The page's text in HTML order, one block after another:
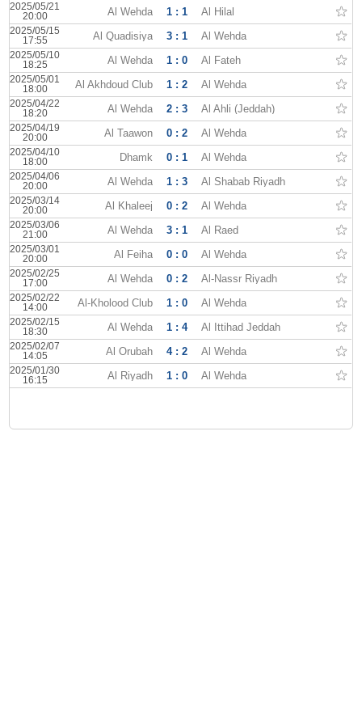
2025/05/21
20:00
Al Wehda 1 : 1 Al Hilal
2025/05/15
17:55
Al Quadisiya 3 : 1 Al Wehda
2025/05/10
18:25
Al Wehda 1 : 0 Al Fateh
2025/05/01
18:00
Al Akhdoud Club 1 : 2 Al Wehda
2025/04/22
18:20
Al Wehda 2 : 3 Al Ahli (Jeddah)
2025/04/19
20:00
Al Taawon 0 : 2 Al Wehda
2025/04/10
18:00
Dhamk 0 : 1 Al Wehda
2025/04/06
20:00
Al Wehda 1 : 3 Al Shabab Riyadh
2025/03/14
20:00
Al Khaleej 0 : 2 Al Wehda
2025/03/06
21:00
Al Wehda 3 : 1 Al Raed
2025/03/01
20:00
Al Feiha 0 : 0 Al Wehda
2025/02/25
17:00
Al Wehda 0 : 2 Al-Nassr Riyadh
2025/02/22
14:00
Al-Kholood Club 1 : 0 Al Wehda
2025/02/15
18:30
Al Wehda 1 : 4 Al Ittihad Jeddah
2025/02/07
14:05
Al Orubah 4 : 2 Al Wehda
2025/01/30
16:15
Al Riyadh 1 : 0 Al Wehda